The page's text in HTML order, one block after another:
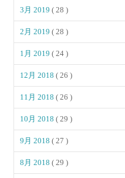
3月 2019( 28 )
2月 2019( 28 )
1月 2019( 24 )
12月 2018( 26 )
11月 2018( 26 )
10月 2018( 29 )
9月 2018( 27 )
8月 2018( 29 )